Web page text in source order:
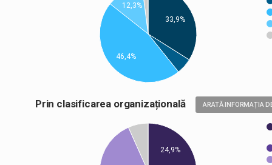
33,9%
12,3%
46,4%
Prin clasificarea organizațională ARATĂ INFORMAȚIA
24,9%